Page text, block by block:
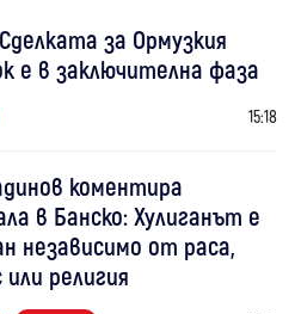
за Ормузкия
е в заключителна фаза
15:18
коментира
в Банско: Хулиганът е
независимо от раса,
религия